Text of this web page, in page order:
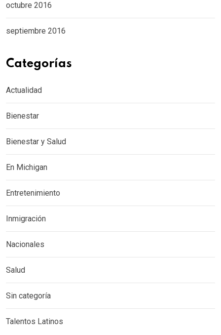
octubre 2016
septiembre 2016
Categorías
Actualidad
Bienestar
Bienestar y Salud
En Michigan
Entretenimiento
Inmigración
Nacionales
Salud
Sin categoría
Talentos Latinos